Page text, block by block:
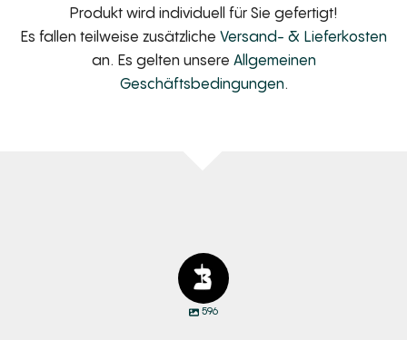
Produkt wird individuell für Sie gefertigt!
Es fallen teilweise zusätzliche Versand- & Lieferkosten
an. Es gelten unsere Allgemeinen
Geschäftsbedingungen.
596